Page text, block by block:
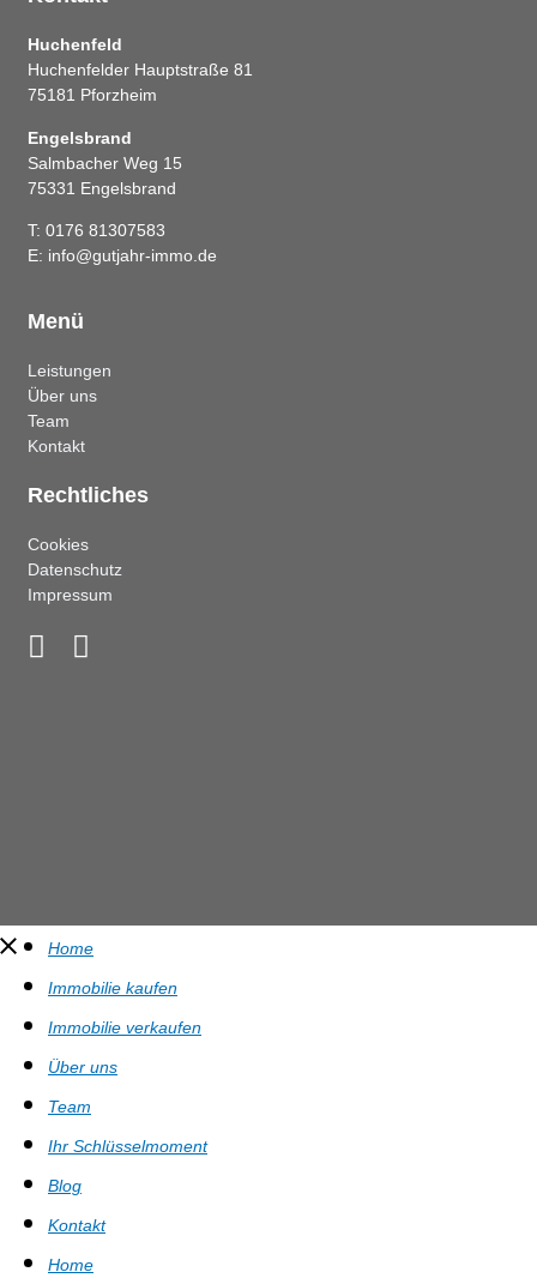
Huchenfeld
Huchenfelder Hauptstraße 81
75181 Pforzheim
Engelsbrand
Salmbacher Weg 15
75331 Engelsbrand
T: 0176 81307583
E: info@gutjahr-immo.de
Menü
Leistungen
Über uns
Team
Kontakt
Rechtliches
Cookies
Datenschutz
Impressum
Home
Immobilie kaufen
Immobilie verkaufen
Über uns
Team
Ihr Schlüsselmoment
Blog
Kontakt
Home